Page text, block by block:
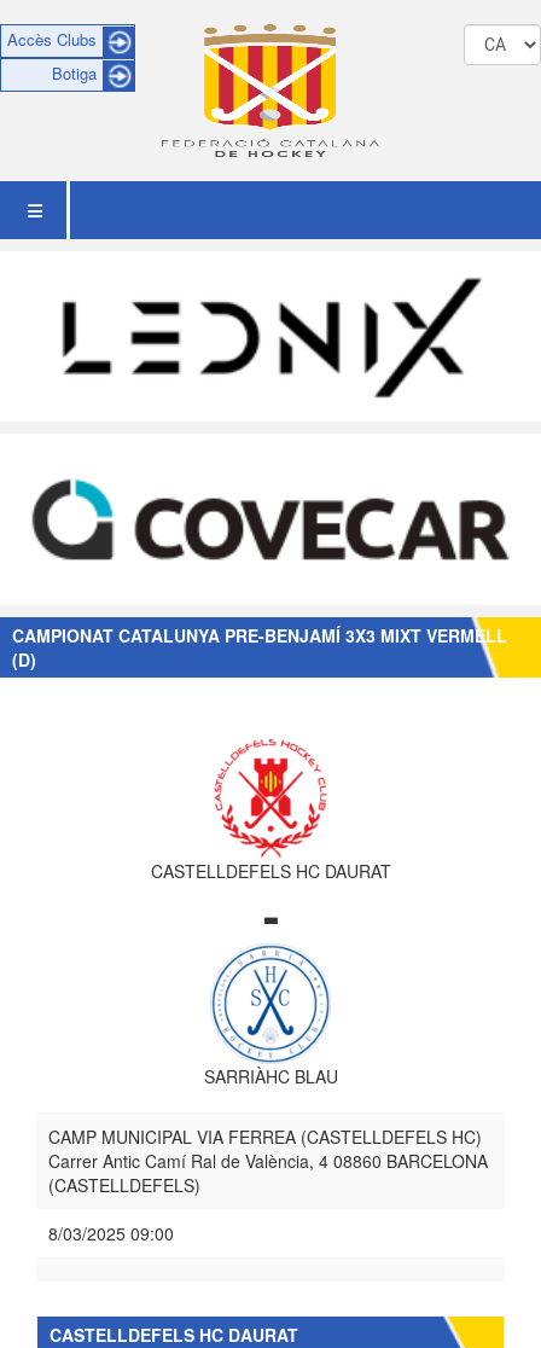
Accès Clubs
Botiga
CAMPIONAT CATALUNYA PRE-BENJAMÍ 3X3 MIXT VERMELL
(D)
CASTELLDEFELS HC DAURAT
-
SARRIÀHC BLAU
CAMP MUNICIPAL VIA FERREA (CASTELLDEFELS HC)
Carrer Antic Camí Ral de València, 4 08860 BARCELONA
(CASTELLDEFELS)
8/03/2025 09:00
CASTELLDEFELS HC DAURAT